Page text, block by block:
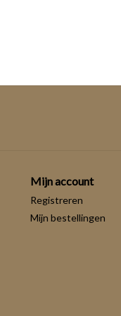
Mijn account
Registreren
Mijn bestellingen